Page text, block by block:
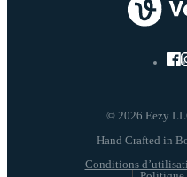
© 2026 Eezy
Conditions